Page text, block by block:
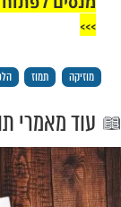
בזמנה כגון
שלא להתחתן
טוב וחסד"